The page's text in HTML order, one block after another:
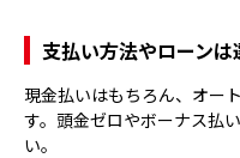
支払い方法やローンは
現金払いはもちろん、オー
す。頭金ゼロやボーナス払
い。